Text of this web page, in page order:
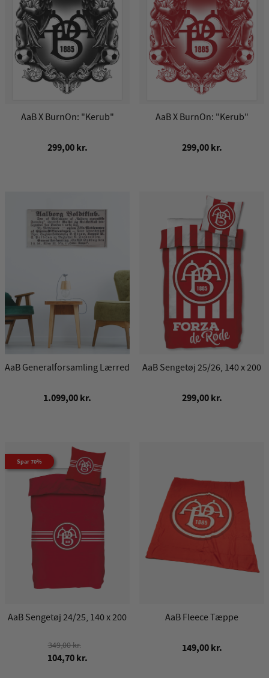
AaB X BurnOn: "Kerub"
299,00 kr.
AaB X BurnOn: "Kerub"
299,00 kr.
AaB Generalforsamling Lærred
1.099,00 kr.
AaB Sengetøj 25/26, 140 x 200
299,00 kr.
Spar 70%
AaB Sengetøj 24/25, 140 x 200
349,00 kr.
104,70 kr.
AaB Fleece Tæppe
149,00 kr.